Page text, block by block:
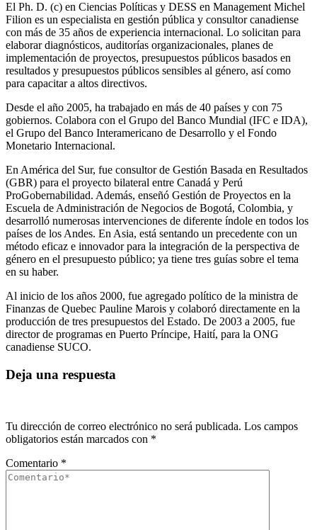
El Ph. D. (c) en Ciencias Políticas y DESS en Management Michel
Filion es un especialista en gestión pública y consultor canadiense
con más de 35 años de experiencia internacional. Lo solicitan para
elaborar diagnósticos, auditorías organizacionales, planes de
implementación de proyectos, presupuestos públicos basados en
resultados y presupuestos públicos sensibles al género, así como
para capacitar a altos directivos.
Desde el año 2005, ha trabajado en más de 40 países y con 75
gobiernos. Colabora con el Grupo del Banco Mundial (IFC e IDA),
el Grupo del Banco Interamericano de Desarrollo y el Fondo
Monetario Internacional.
En América del Sur, fue consultor de Gestión Basada en Resultados
(GBR) para el proyecto bilateral entre Canadá y Perú
ProGobernabilidad. Además, enseñó Gestión de Proyectos en la
Escuela de Administración de Negocios de Bogotá, Colombia, y
desarrolló numerosas intervenciones de diferente índole en todos los
países de los Andes. En Asia, está sentando un precedente con un
método eficaz e innovador para la integración de la perspectiva de
género en el presupuesto público; ya tiene tres guías sobre el tema
en su haber.
Al inicio de los años 2000, fue agregado político de la ministra de
Finanzas de Quebec Pauline Marois y colaboró directamente en la
producción de tres presupuestos del Estado. De 2003 a 2005, fue
director de programas en Puerto Príncipe, Haití, para la ONG
canadiense SUCO.
Deja una respuesta
Tu dirección de correo electrónico no será publicada. Los campos
obligatorios están marcados con *
Comentario *